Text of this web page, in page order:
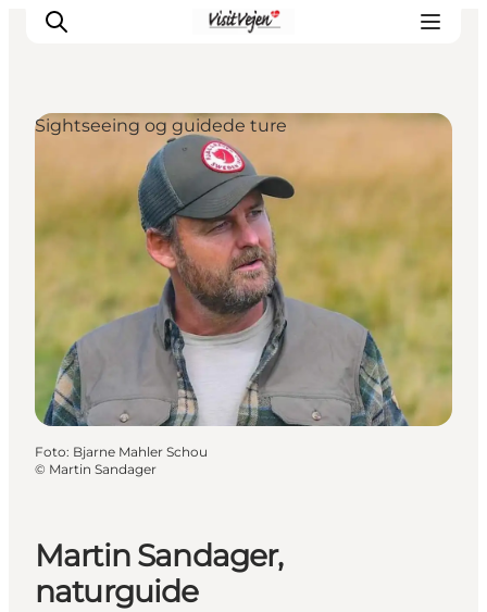
Spise
Sove
Natur
Se og oplev
Byer
Events
Udforsk
Martin Sandager,
naturguide
Sightseeing og guidede ture
Foto: Bjarne Mahler Schou
© Martin Sandager